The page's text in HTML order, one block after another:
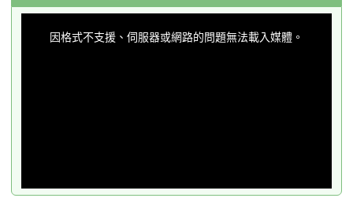
因格式不支援、伺服器或網路的問題無法載入媒體。